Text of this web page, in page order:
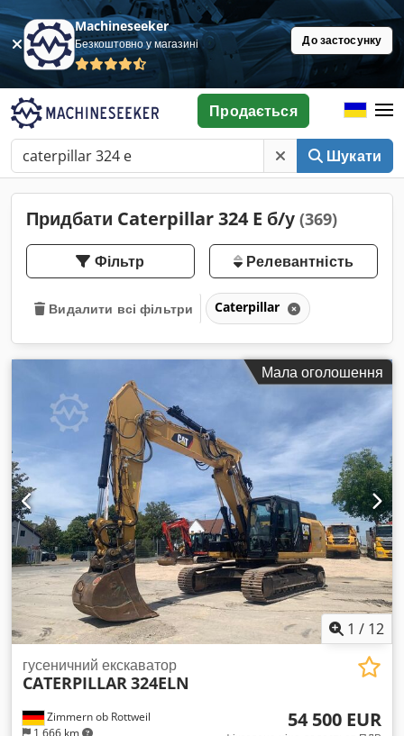
Machineseeker
Безкоштовно у магазині До застосунку
Шукати
Продається
Придбати Caterpillar 324 E б/у (369)
Фільтр Релевантність
Видалити всі фільтри Caterpillar
Мала оголошення
1 / 12
Zimmern ob Rottweil
1 666 km
гусеничний екскаватор
CATERPILLAR324ELN
54 500 EUR